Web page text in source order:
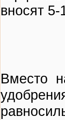
вносят 5-
Вместо